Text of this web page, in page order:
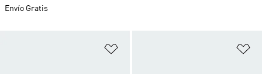
Envío Gratis